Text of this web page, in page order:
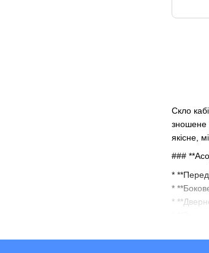
Скло
зношене
якісне,
###
*
*
*